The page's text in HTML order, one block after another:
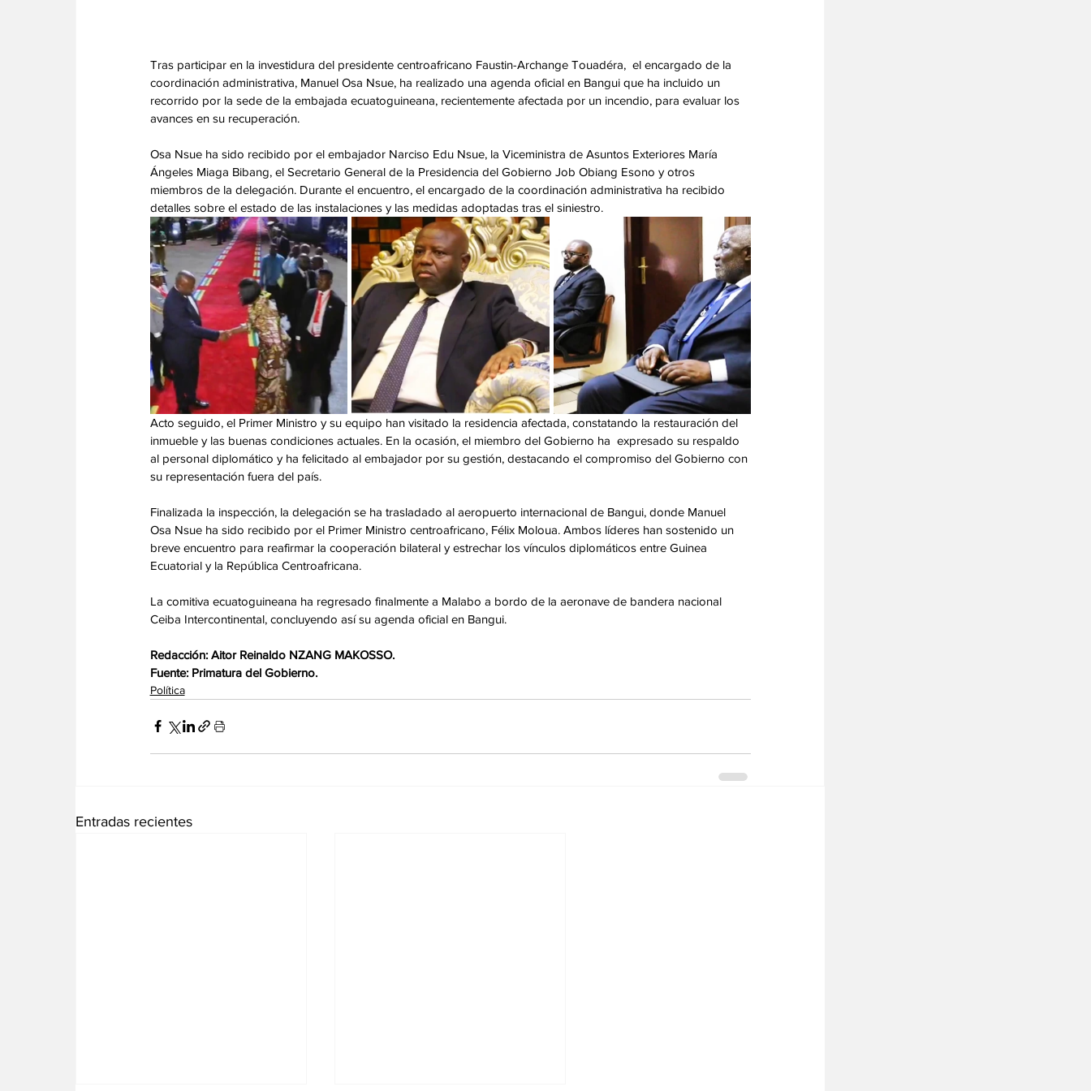
Tras participar en la investidura del presidente centroafricano Faustin-Archange Touadéra,  el encargado de la
coordinación administrativa, Manuel Osa Nsue, ha realizado una agenda oficial en Bangui que ha incluido un
recorrido por la sede de la embajada ecuatoguineana, recientemente afectada por un incendio, para evaluar los
avances en su recuperación.
Osa Nsue ha sido recibido por el embajador Narciso Edu Nsue, la Viceministra de Asuntos Exteriores María
Ángeles Miaga Bibang, el Secretario General de la Presidencia del Gobierno Job Obiang Esono y otros
miembros de la delegación. Durante el encuentro, el encargado de la coordinación administrativa ha recibido
detalles sobre el estado de las instalaciones y las medidas adoptadas tras el siniestro.
Acto seguido, el Primer Ministro y su equipo han visitado la residencia afectada, constatando la restauración del
inmueble y las buenas condiciones actuales. En la ocasión, el miembro del Gobierno ha  expresado su respaldo
al personal diplomático y ha felicitado al embajador por su gestión, destacando el compromiso del Gobierno con
su representación fuera del país.
Finalizada la inspección, la delegación se ha trasladado al aeropuerto internacional de Bangui, donde Manuel
Osa Nsue ha sido recibido por el Primer Ministro centroafricano, Félix Moloua. Ambos líderes han sostenido un
breve encuentro para reafirmar la cooperación bilateral y estrechar los vínculos diplomáticos entre Guinea
Ecuatorial y la República Centroafricana.
La comitiva ecuatoguineana ha regresado finalmente a Malabo a bordo de la aeronave de bandera nacional
Ceiba Intercontinental, concluyendo así su agenda oficial en Bangui.
Redacción: Aitor Reinaldo NZANG MAKOSSO.
Fuente: Primatura del Gobierno.
Política
Entradas recientes